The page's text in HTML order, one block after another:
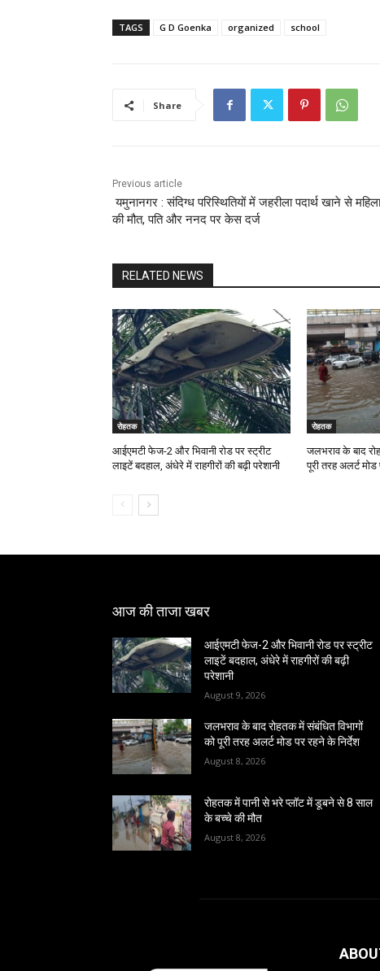
TAGS G D Goenka organized school
Share
Previous article
यमुनानगर : संदिग्ध परिस्थितियों में जहरीला पदार्थ खाने से महिला
की मौत, पति और ननद पर केस दर्ज
RELATED NEWS
रोहतक
आईएमटी फेज-2 और भिवानी रोड पर स्ट्रीट
लाइटें बदहाल, अंधेरे में राहगीरों की बढ़ी परेशानी
रोहतक
जलभराव के बाद
पूरी तरह अलर्ट
आज की ताजा खबर
आईएमटी फेज-2 और भिवानी रोड पर स्ट्रीट
लाइटें बदहाल, अंधेरे में राहगीरों की बढ़ी
परेशानी
August 9, 2026
जलभराव के बाद रोहतक में संबंधित विभागों
को पूरी तरह अलर्ट मोड पर रहने के निर्देश
August 8, 2026
रोहतक में पानी से भरे प्लॉट में डूबने से 8 साल
के बच्चे की मौत
August 8, 2026